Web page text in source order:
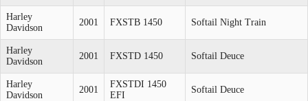
Harley
Davidson
2001 FXSTB 1450 Softail Night Train
Harley
Davidson
2001 FXSTD 1450 Softail Deuce
Harley
Davidson
2001
FXSTDI 1450
EFI
Softail Deuce